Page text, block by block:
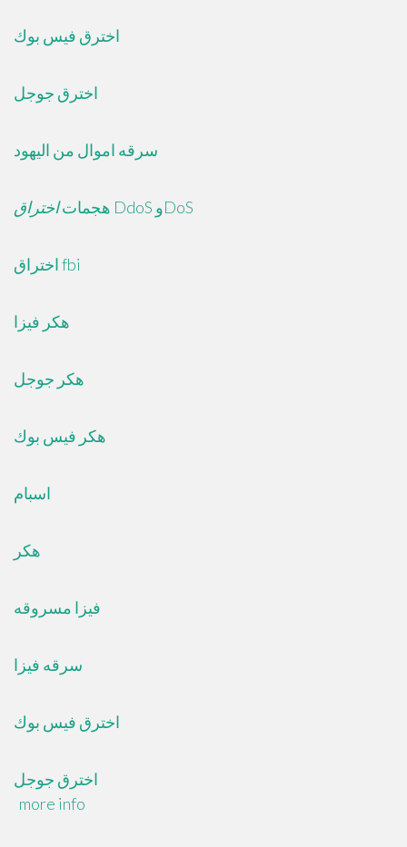
اخترق فيس بوك
اخترق جوجل
سرقه اموال من اليهود
هجماتاختراق DdoS وDoS
اختراق fbi
هكر فيزا
هكر جوجل
هكر فيس بوك
اسبام
هكر
فيزا مسروقه
سرقه فيزا
اخترق فيس بوك
اخترق جوجل
more info